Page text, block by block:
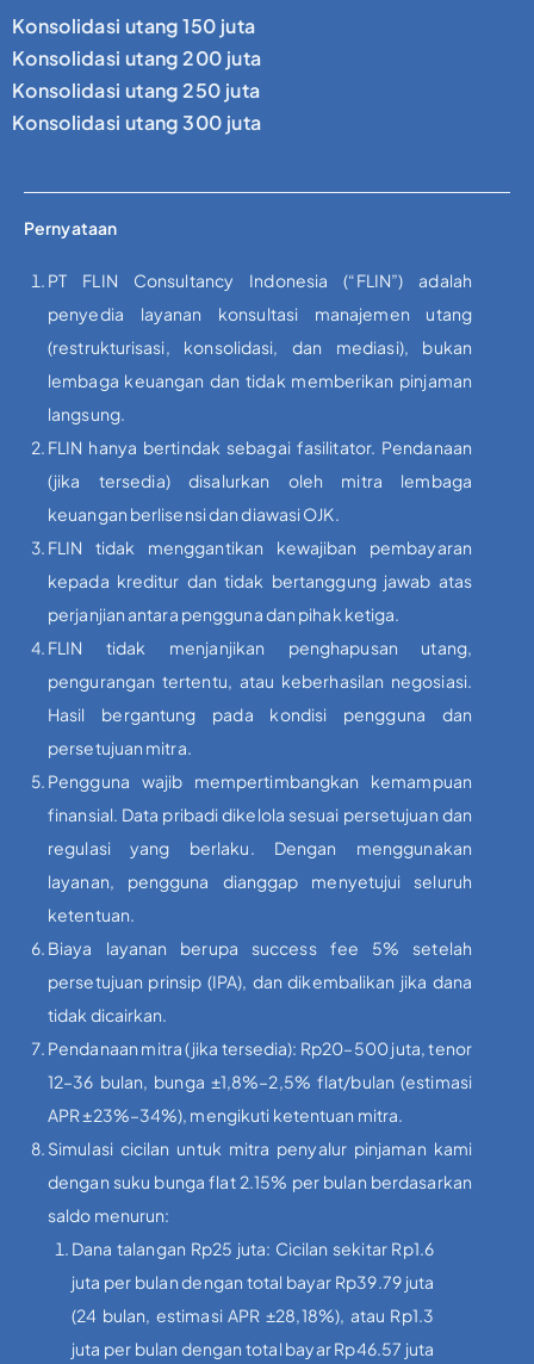
Konsolidasi utang 150 juta
Konsolidasi utang 200 juta
Konsolidasi utang 250 juta
Konsolidasi utang 300 juta
Pernyataan
PT FLIN Consultancy Indonesia (“FLIN”) adalah
penyedia layanan konsultasi manajemen utang
(restrukturisasi, konsolidasi, dan mediasi), bukan
lembaga keuangan dan tidak memberikan pinjaman
langsung.
FLIN hanya bertindak sebagai fasilitator. Pendanaan
(jika tersedia) disalurkan oleh mitra lembaga
keuangan berlisensi dan diawasi OJK.
FLIN tidak menggantikan kewajiban pembayaran
kepada kreditur dan tidak bertanggung jawab atas
perjanjian antara pengguna dan pihak ketiga.
FLIN tidak menjanjikan penghapusan utang,
pengurangan tertentu, atau keberhasilan negosiasi.
Hasil bergantung pada kondisi pengguna dan
persetujuan mitra.
Pengguna wajib mempertimbangkan kemampuan
finansial. Data pribadi dikelola sesuai persetujuan dan
regulasi yang berlaku. Dengan menggunakan
layanan, pengguna dianggap menyetujui seluruh
ketentuan.
Biaya layanan berupa success fee 5% setelah
persetujuan prinsip (IPA), dan dikembalikan jika dana
tidak dicairkan.
Pendanaan mitra (jika tersedia): Rp20–500 juta, tenor
12–36 bulan, bunga ±1,8%–2,5% flat/bulan (estimasi
APR ±23%–34%), mengikuti ketentuan mitra.
Simulasi cicilan untuk mitra penyalur pinjaman kami
dengan suku bunga flat 2.15% per bulan berdasarkan
saldo menurun:
Dana talangan Rp25 juta: Cicilan sekitar Rp1.6
juta per bulan dengan total bayar Rp39.79 juta
(24 bulan, estimasi APR ±28,18%), atau Rp1.3
juta per bulan dengan total bayar Rp46.57 juta